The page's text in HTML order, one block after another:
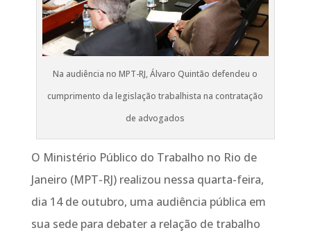
Na audiência no MPT-RJ, Álvaro Quintão defendeu o
cumprimento da legislação trabalhista na contratação
de advogados
O Ministério Público do Trabalho no Rio de
Janeiro (MPT-RJ) realizou nessa quarta-feira,
dia 14 de outubro, uma audiência pública em
sua sede para debater a relação de trabalho